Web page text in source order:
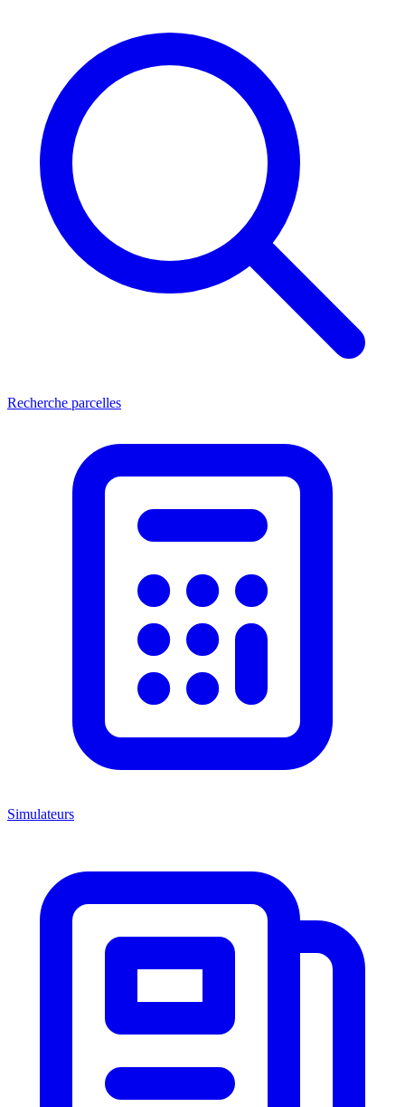
Recherche parcelles
Simulateurs